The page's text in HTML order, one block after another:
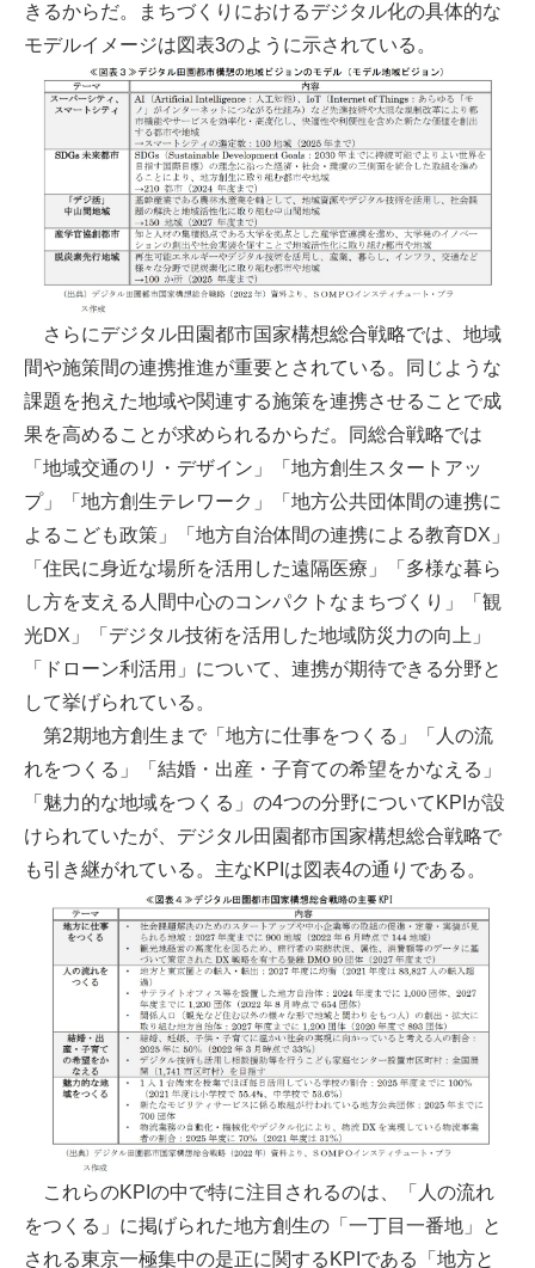
きるからだ。まちづくりにおけるデジタル化の具体的な
モデルイメージは図表3のように示されている。
さらにデジタル田園都市国家構想総合戦略では、地域
間や施策間の連携推進が重要とされている。同じような
課題を抱えた地域や関連する施策を連携させることで成
果を高めることが求められるからだ。同総合戦略では
「地域交通のリ・デザイン」「地方創生スタートアッ
プ」「地方創生テレワーク」「地方公共団体間の連携に
よるこども政策」「地方自治体間の連携による教育DX」
「住民に身近な場所を活用した遠隔医療」「多様な暮ら
し方を支える人間中心のコンパクトなまちづくり」「観
光DX」「デジタル技術を活用した地域防災力の向上」
「ドローン利活用」について、連携が期待できる分野と
して挙げられている。
第2期地方創生まで「地方に仕事をつくる」「人の流
れをつくる」「結婚・出産・子育ての希望をかなえる」
「魅力的な地域をつくる」の4つの分野についてKPIが設
けられていたが、デジタル田園都市国家構想総合戦略で
も引き継がれている。主なKPIは図表4の通りである。
これらのKPIの中で特に注目されるのは、「人の流れ
をつくる」に掲げられた地方創生の「一丁目一番地」と
される東京一極集中の是正に関するKPIである「地方と